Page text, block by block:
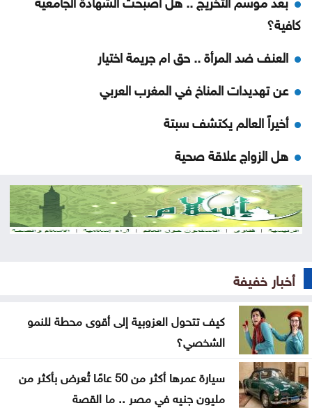
كافية؟
العنف ضد المرأة .. حق ام جريمة اختيار
عن تهديدات المناخ في المغرب العربي
أخيراً العالم يكتشف سبتة
هل الزواج علاقة صحية
من كريم خان إلى بيدرو سانشيز… كلفة الوقوف مع
فلسطين
دراسة حديثة: التحدث بأكثر من لغة يبطئ الشيخوخة
البيولوجية للدماغ
لا تغيير على موعد العودة للمدارس
تركيا والسعودية وباكستان تعتزم توقيع اتفاقية دفاع
مشترك
أخبار خفيفة
كيف تتحول العزوبية إلى أقوى محطة للنمو
الشخصي؟
سيارة عمرها أكثر من 50 عامًا تُعرض بأكثر من
مليون جنيه في مصر .. ما القصة